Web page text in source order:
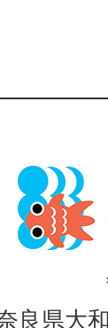
良県大